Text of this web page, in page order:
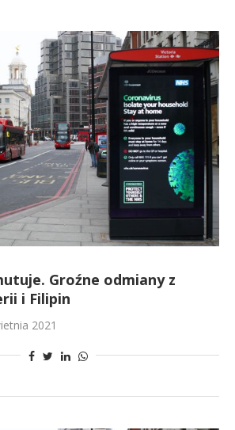
Groźne odmiany z
i Filipin
2021